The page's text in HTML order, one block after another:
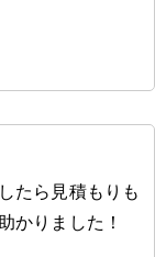
たら見積もりも
かりました！